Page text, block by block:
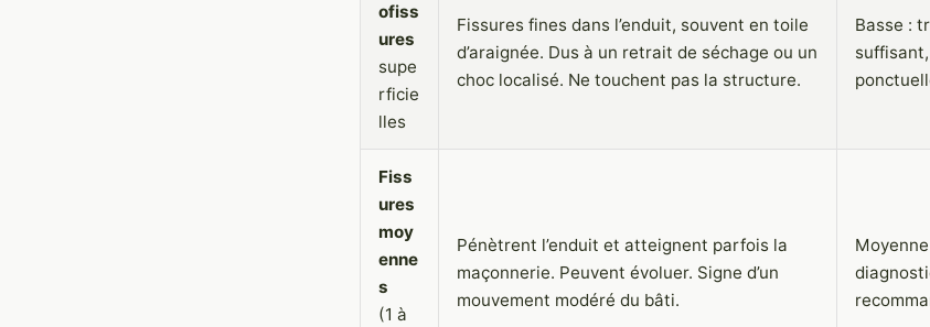
ofiss
ures
supe
rficie
lles
Fissures fines dans l’enduit, souvent en toile
d’araignée. Dus à un retrait de séchage ou un
choc localisé. Ne touchent pas la structure.
Basse :
Fiss
ures
moy
enne
s
(1 à
Pénètrent l’enduit et atteignent parfois la
maçonnerie. Peuvent évoluer. Signe d’un
mouvement modéré du bâti.